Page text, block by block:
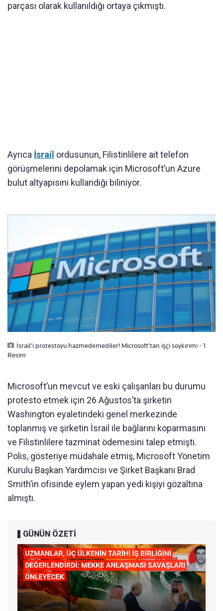
parçası olarak kullanıldığı ortaya çıkmıştı.
Ayrıca İsrail ordusunun, Filistinlilere ait telefon
görüşmelerini depolamak için Microsoft’un Azure
bulut altyapısını kullandığı biliniyor.
İsrail'i protestoyu hazmedemediler! Microsoft’tan işçi soykırımı - 1.
Resim
Microsoft’un mevcut ve eski çalışanları bu durumu
protesto etmek için 26 Ağustos’ta şirketin
Washington eyaletindeki genel merkezinde
toplanmış ve şirketin İsrail ile bağlarını koparmasını
ve Filistinlilere tazminat ödemesini talep etmişti.
Polis, gösteriye müdahale etmiş, Microsoft Yönetim
Kurulu Başkan Yardımcısı ve Şirket Başkanı Brad
Smith’in ofisinde eylem yapan yedi kişiyi gözaltına
almıştı.
GÜNÜN ÖZETİ